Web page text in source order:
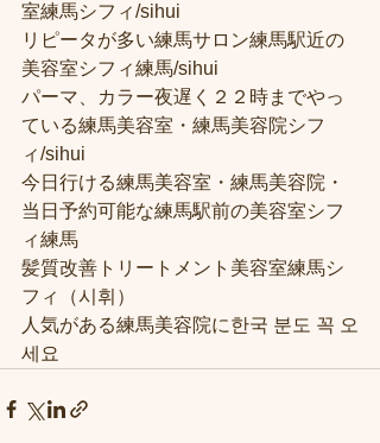
室練馬シフィ/sihui
リピータが多い練馬サロン練馬駅近の
美容室シフィ練馬/sihui
パーマ、カラー夜遅く２２時までやっ
ている練馬美容室・練馬美容院シフ
ィ/sihui
今日行ける練馬美容室・練馬美容院・
当日予約可能な練馬駅前の美容室シフ
ィ練馬
髪質改善トリートメント美容室練馬シ
フィ（시휘）
人気がある練馬美容院に한국 분도 꼭 오
세요